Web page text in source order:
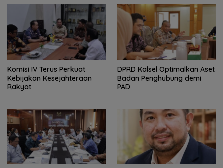
Komisi IV Terus Perkuat
Kebijakan Kesejahteraan
Rakyat
‎DPRD Kalsel Optimalkan Aset
Badan Penghubung demi
PAD